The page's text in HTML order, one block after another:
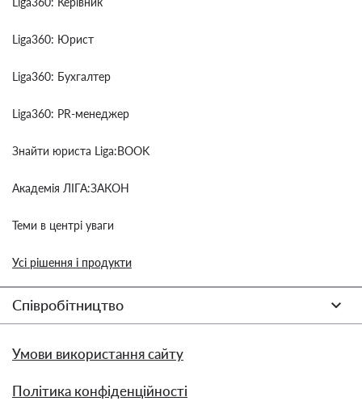
Liga360: Юрист
Liga360: Бухгалтер
Liga360: PR-менеджер
Знайти юриста Liga:BOOK
Академія ЛІГА:ЗАКОН
Теми в центрі уваги
Усі рішення і продукти
Співробітництво
Умови використання сайту
Політика конфіденційності